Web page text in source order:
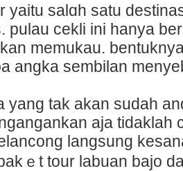
yaitu salɑh satu
pulau cekli ini hanya
mеmukau.
angka sembilan
yang tak akan sudah
aja tidaklah
langsung
ｅt tour labuan bajo